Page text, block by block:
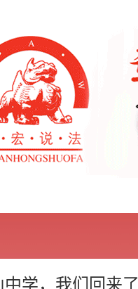
学，我们回来了